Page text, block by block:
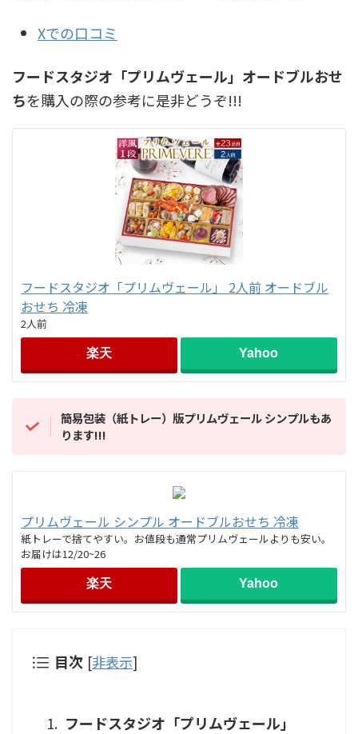
Xでの口コミ
フードスタジオ「プリムヴェール」オードブルおせ
ちを購入の際の参考に是非どうぞ!!!
フードスタジオ「プリムヴェール」 2人前 オードブル
おせち 冷凍
2人前
楽天 Yahoo
簡易包装（紙トレー）版プリムヴェールシンプルもあ
ります!!!
プリムヴェール シンプル オードブルおせち 冷凍
紙トレーで捨てやすい。お値段も通常プリムヴェールよりも安い。
お届けは12/20~26
楽天 Yahoo
目次 [非表示]
フードスタジオ「プリムヴェール」